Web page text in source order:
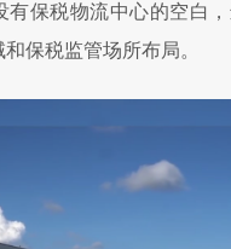
有保税物流中心的空白
保税监管场所布局。